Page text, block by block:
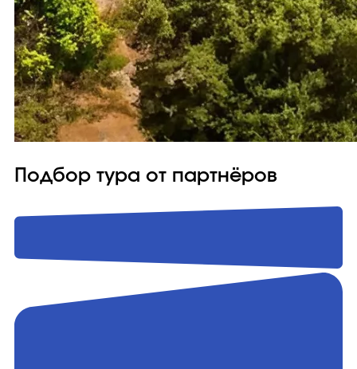
Подбор тура от партнёров